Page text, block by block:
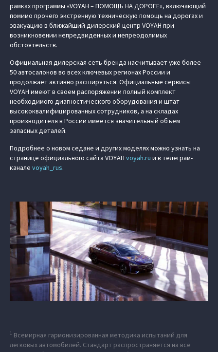
рамках программы «VOYAH – ПОМОЩЬ НА ДОРОГЕ», включающий
помимо прочего экстренную техническую помощь на дорогах и
эвакуацию в ближайший дилерский центр VOYAH при
возникновении непредвиденных и непреодолимых
обстоятельств.
Официальная дилерская сеть бренда насчитывает уже более
50 автосалонов во всех ключевых регионах России и
продолжает активно расширяться. Официальные сервисы
VOYAH имеют в своем распоряжении полный комплект
необходимого диагностического оборудования и штат
высококвалифицированных сотрудников, а на складах
производителя в России имеется значительный объем
запасных деталей.
Подробнее о новом седане и других моделях можно узнать на
странице официального сайта VOYAH voyah.ru и в телеграм-
канале voyah_rus.
1 Всемирная гармонизированная методика испытаний для
легковых автомобилей. Стандарт распространяется на все